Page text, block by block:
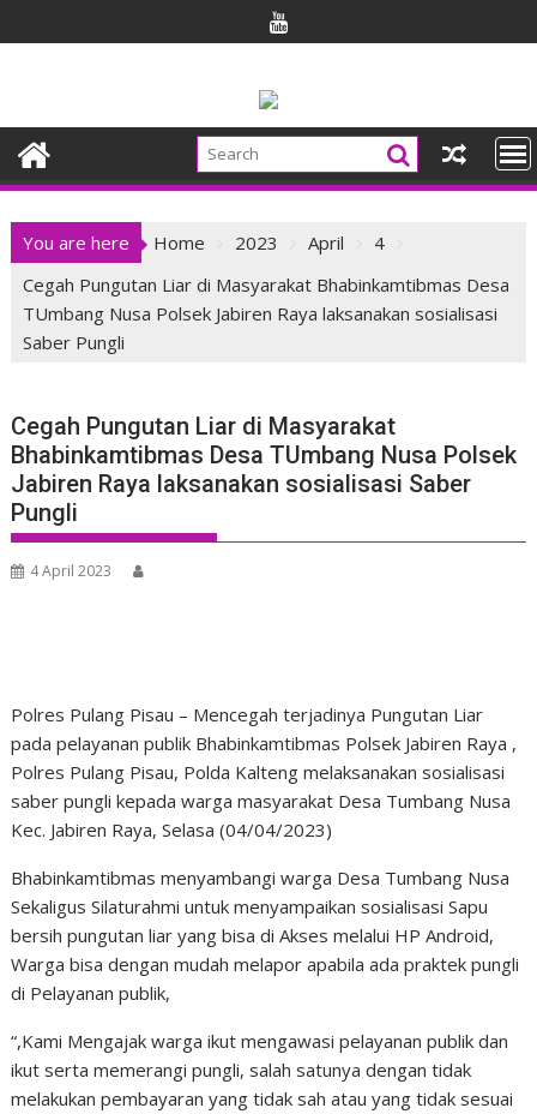
to
You are here Home 2023 April
4
Cegah Pungutan Liar di Masyarakat Bhabinkamtibmas Desa
TUmbang Nusa Polsek Jabiren Raya laksanakan sosialisasi
Saber Pungli
Cegah Pungutan Liar di Masyarakat
Bhabinkamtibmas Desa TUmbang Nusa Polsek
Jabiren Raya laksanakan sosialisasi Saber
Pungli
4 April 2023
Polres Pulang Pisau – Mencegah terjadinya Pungutan Liar
pada pelayanan publik Bhabinkamtibmas Polsek Jabiren Raya ,
Polres Pulang Pisau, Polda Kalteng melaksanakan sosialisasi
saber pungli kepada warga masyarakat Desa Tumbang Nusa
Kec. Jabiren Raya, Selasa (04/04/2023)
Bhabinkamtibmas menyambangi warga Desa Tumbang Nusa
Sekaligus Silaturahmi untuk menyampaikan sosialisasi Sapu
bersih pungutan liar yang bisa di Akses melalui HP Android,
Warga bisa dengan mudah melapor apabila ada praktek pungli
di Pelayanan publik,
“,Kami Mengajak warga ikut mengawasi pelayanan publik dan
ikut serta memerangi pungli, salah satunya dengan tidak
melakukan pembayaran yang tidak sah atau yang tidak sesuai